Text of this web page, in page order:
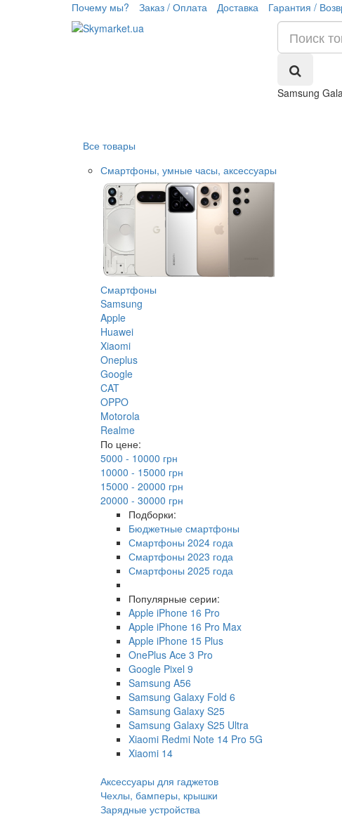
Почему мы? Заказ / Оплата Доставка Гарантия /
Samsung
Все товары
Смартфоны, умные часы, аксессуары
Смартфоны
Samsung
Apple
Huawei
Xiaomi
Oneplus
Google
CAT
OPPO
Motorola
Realme
По цене:
5000 - 10000 грн
10000 - 15000 грн
15000 - 20000 грн
20000 - 30000 грн
Подборки:
Бюджетные смартфоны
Смартфоны 2024 года
Смартфоны 2023 года
Смартфоны 2025 года
Популярные серии:
Apple iPhone 16 Pro
Apple iPhone 16 Pro Max
Apple iPhone 15 Plus
OnePlus Ace 3 Pro
Google Pixel 9
Samsung A56
Samsung Galaxy Fold 6
Samsung Galaxy S25
Samsung Galaxy S25 Ultra
Xiaomi Redmi Note 14 Pro 5G
Xiaomi 14
Аксессуары для гаджетов
Чехлы, бамперы, крышки
Зарядные устройства